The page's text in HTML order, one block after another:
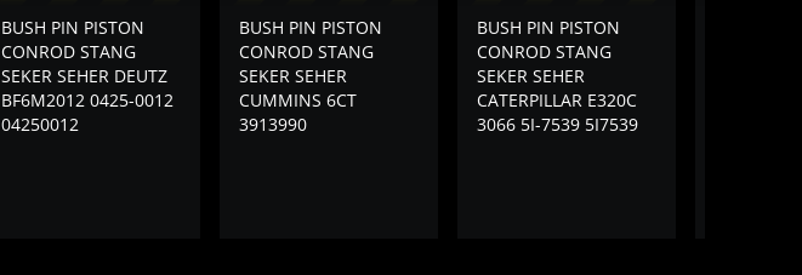
BUSH PIN PISTON
CONROD STANG
SEKER SEHER DEUTZ
BF6M2012 0425-0012
04250012
BUSH PIN PISTON
CONROD STANG
SEKER SEHER
CUMMINS 6CT
3913990
BUSH PIN PISTON
CONROD STANG
SEKER SEHER
CATERPILLAR E320C
3066 5I-7539 5I7539